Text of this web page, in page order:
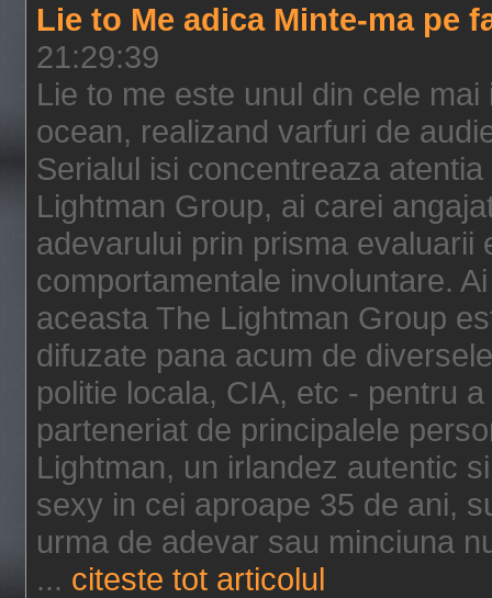
Lie to Me adica Minte-ma pe
21:29:39
Lie to me este unul din cele
ocean, realizand varfuri de
Serialul isi concentreaza
Lightman Group, ai carei
adevarului prin prisma evaluarii
comportamentale involuntare.
aceasta The Lightman Group
difuzate pana acum de
politie locala, CIA, etc - pentru
parteneriat de principalele
Lightman, un irlandez autentic
sexy in cei aproape 35 de ani,
urma de adevar sau minciuna
... citeste tot articolul